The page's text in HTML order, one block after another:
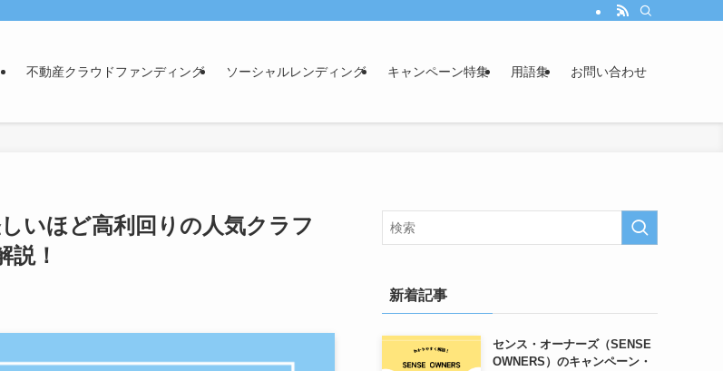
不動産クラウドファンディング ソーシャルレンディング キャンペーン特集 用語集 お問い合わせ
いほど高利回りの人気クラフ
説！
新着記事
センス・オーナーズ（SENSE
OWNERS）のキャンペーン・